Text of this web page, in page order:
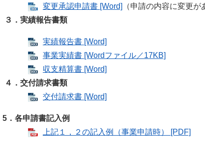
変更承認申請書 [Word]
（申請の内容に変更が
３．実績報告書類
実績報告書 [Word]
事業実績書 [Wordファイル／17KB]
収支精算書 [Word]
４．交付請求書類
交付請求書 [Word]
5．各申請書記入例
上記１，２の記入例（事業申請時） [PDF]